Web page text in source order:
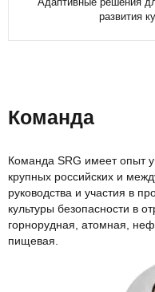
развития
Команда
Команда SRG имеет опыт
крупных российских и
руководства и участия в
культуры безопасности в
горнорудная, атомная,
пищевая.